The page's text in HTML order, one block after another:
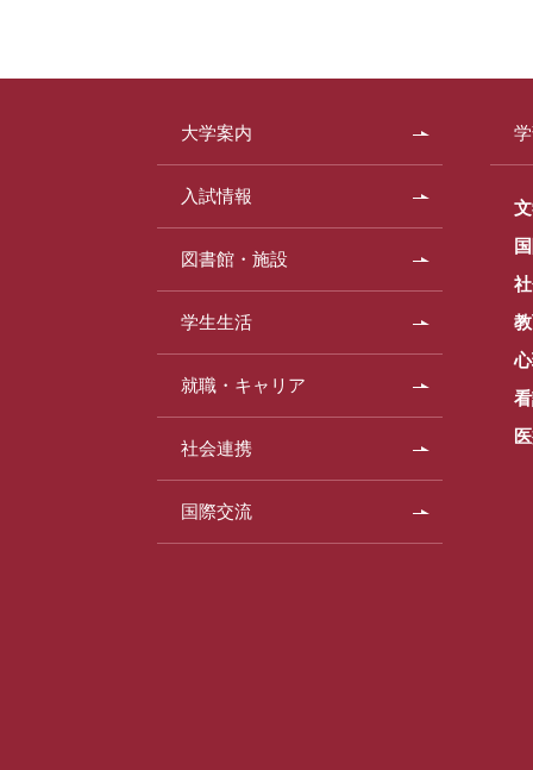
大学案内
入試情報
図書館・施設
学生生活
就職・キャリア
社会連携
国際交流